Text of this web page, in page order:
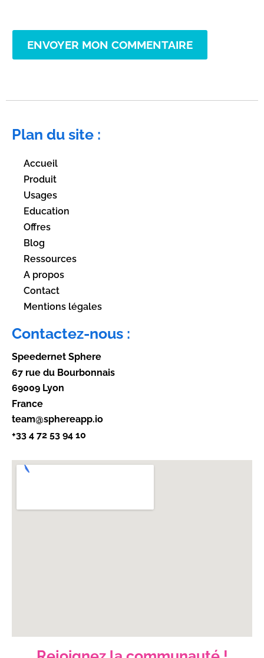
ENVOYER MON COMMENTAIRE
Plan du site :
Accueil
Produit
Usages
Education
Offres
Blog
Ressources
A propos
Contact
Mentions légales
Contactez-nous :
Speedernet Sphere
67 rue du Bourbonnais
69009 Lyon
France
team@sphereapp.io
+33 4 72 53 94 10